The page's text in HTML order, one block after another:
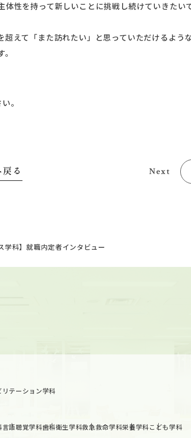
性を持って新しいことに挑戦し続けていきたい
えて「また訪れたい」と思っていただけるよう
。
る Next
学科】就職内定者インタビュー
テーション学科
言語聴覚学科歯科衛生学科救急救命学科栄養学科こども学科